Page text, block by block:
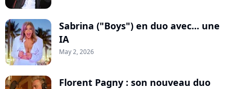
Sabrina ("Boys") en duo avec... une
IA
May 2, 2026
Florent Pagny : son nouveau duo